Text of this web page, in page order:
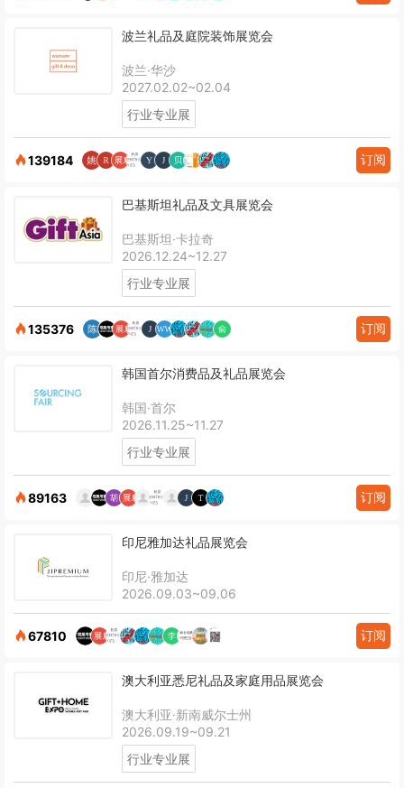
波兰礼品及庭院装饰展览会
波兰·华沙
2027.02.02~02.04
行业专业展
139184 订阅
巴基斯坦礼品及文具展览会
巴基斯坦·卡拉奇
2026.12.24~12.27
行业专业展
135376 订阅
韩国首尔消费品及礼品展览会
韩国·首尔
2026.11.25~11.27
行业专业展
89163 订阅
印尼雅加达礼品展览会
印尼·雅加达
2026.09.03~09.06
67810 订阅
澳大利亚悉尼礼品及家庭用品展览会
澳大利亚·新南威尔士州
2026.09.19~09.21
行业专业展